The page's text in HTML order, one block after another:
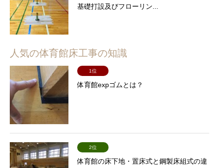
基礎打設及びフローリン...
人気の体育館床工事の知識
1位
体育館expゴムとは？
2位
体育館の床下地・置床式と鋼製床組式の違